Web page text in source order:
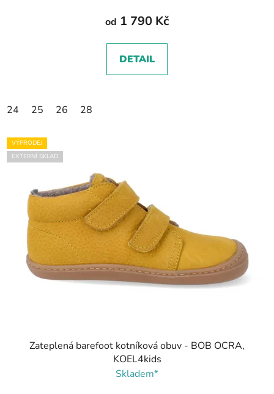
od 1 790 Kč
DETAIL
24 25 26 28
VÝPRODEJ
EXTERNÍ SKLAD
Zateplená barefoot kotníková obuv - BOB OCRA,
KOEL4kids
Skladem*